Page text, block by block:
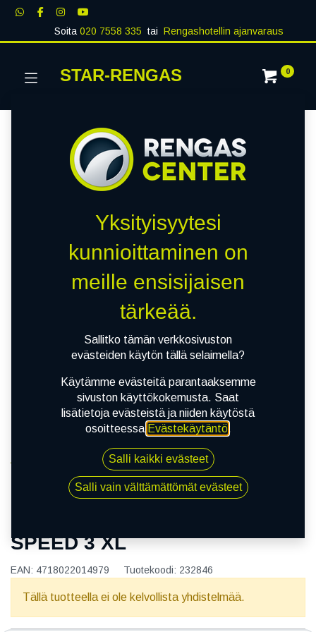
Soita020 7558 335 tai Rengashotellin ajanvaraus
STAR-RENGAS 0
145/70R13 71T NOVEX NX-SPEED 3 XL
SPEED 3 XL
EAN: 4718022014979 Tuotekoodi: 232846
Tällä tuotteella ei ole kelvollista yhdistelmää.
Yksityisyytesi
kunnioittaminen on
meille ensisijaisen
tärkeää.
Sallitko tämän verkkosivuston
evästeiden käytön tällä selaimella?
Käytämme evästeitä parantaaksemme
sivuston käyttökokemusta. Saat
lisätietoja evästeistä ja niiden käytöstä
osoitteessa Evästekäytäntö.
Salli kaikki evästeet
Salli vain välttämättömät evästeet